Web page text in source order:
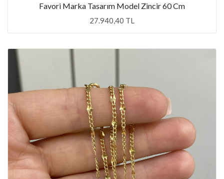
Favori Marka Tasarım Model Zincir 60 Cm
27.940,40 TL